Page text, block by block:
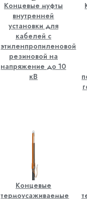
Концевые муфты
внутренней
установки для
кабелей с
этиленпропиленовой
резиновой на
напряжение до 10
кВ
Концевые
термоусаживаемые